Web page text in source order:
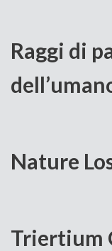
Raggi di
Nature
Triertium